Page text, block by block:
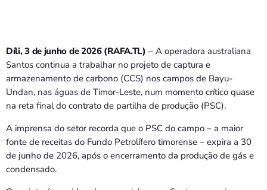
Bom dia RAFA
7:00 AM - 10:00 AM
Díli, 3 de junho de 2026 (RAFA.TL) – A operadora australiana
Santos continua a trabalhar no projeto de captura e
armazenamento de carbono (CCS) nos campos de Bayu-
Undan, nas águas de Timor-Leste, num momento crítico quase
na reta final do contrato de partilha de produção (PSC).
A imprensa do setor recorda que o PSC do campo – a maior
fonte de receitas do Fundo Petrolífero timorense – expira a 30
de junho de 2026, após o encerramento da produção de gás e
condensado.